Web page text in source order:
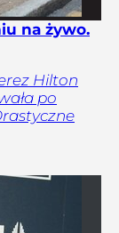
na żywo.
Hilton
po